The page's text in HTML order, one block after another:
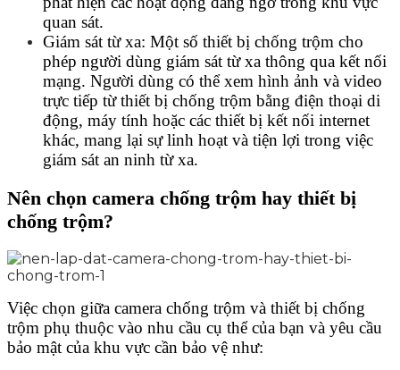
quan sát.
Giám sát từ xa: Một số thiết bị chống trộm cho
phép người dùng giám sát từ xa thông qua kết nối
mạng. Người dùng có thể xem hình ảnh và video
trực tiếp từ thiết bị chống trộm bằng điện thoại di
động, máy tính hoặc các thiết bị kết nối internet
khác, mang lại sự linh hoạt và tiện lợi trong việc
giám sát an ninh từ xa.
Nên chọn camera chống trộm hay thiết bị
chống trộm?
Việc chọn giữa camera chống trộm và thiết bị chống
trộm phụ thuộc vào nhu cầu cụ thể của bạn và yêu cầu
bảo mật của khu vực cần bảo vệ như: